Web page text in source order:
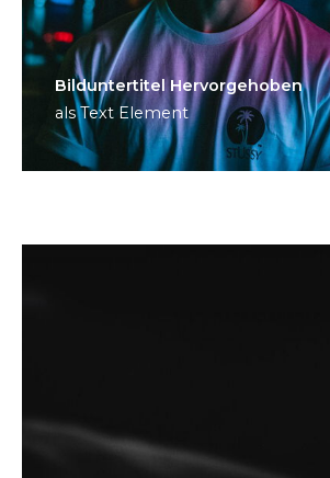
Bild­unter­titel Hervorgehoben
als Text Element